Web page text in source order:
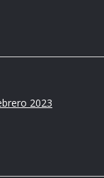
2023